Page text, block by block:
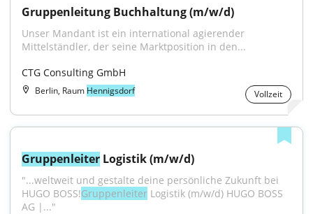
Gruppenleitung Buchhaltung (m/w/d)
Unser Mandant ist ein international agierender
Mittelständler, der seine Marktposition in den...
CTG Consulting GmbH
Berlin, Raum Hennigsdorf Vollzeit
Gruppenleiter Logistik (m/w/d)
"...weltweit und gestalte deine persönliche Zukunft bei
HUGO BOSS!Gruppenleiter Logistik (m/w/d) HUGO BOSS
AG |..."